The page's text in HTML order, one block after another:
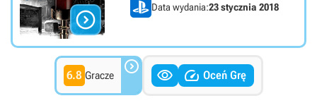
 Data wydania:23 stycznia 2018
6.8 Gracze    Oceń Grę